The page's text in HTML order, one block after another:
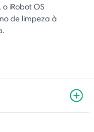
iRobot OS
de limpeza à